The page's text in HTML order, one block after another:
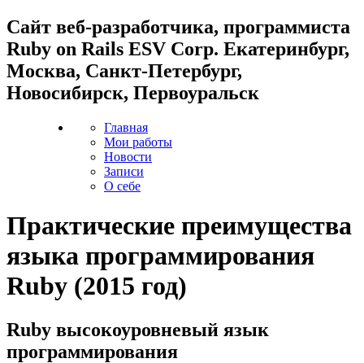
Cайт веб-разработчика, программиста
Ruby on Rails ESV Corp. Екатеринбург,
Москва, Санкт-Петербург,
Новосибирск, Первоуральск
Главная
Мои работы
Новости
Записи
О себе
Практические преимущества
языка программирования
Ruby (2015 год)
Ruby высокоуровневый язык
программирования